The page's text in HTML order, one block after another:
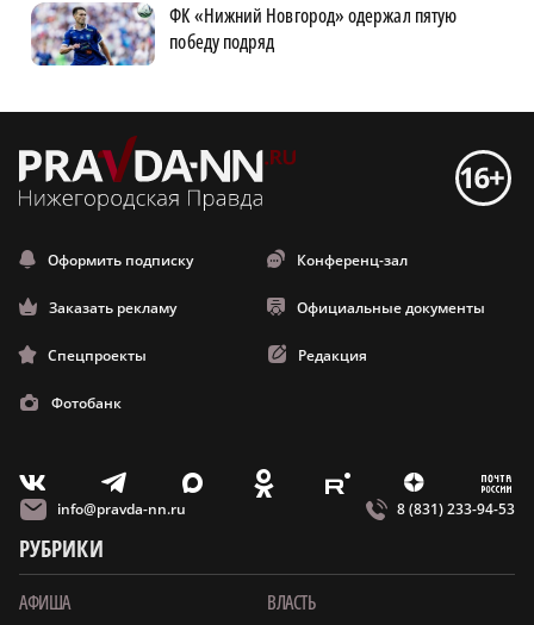
ФК «Нижний Новгород» одержал пятую
победу подряд
Оформить подписку Конференц-зал
Заказать рекламу Официальные документы
Спецпроекты Редакция
Фотобанк
V T X O E Z m
info@pravda-nn.ru 8 (831) 233-94-53
РУБРИКИ
АФИША
ВЛАСТЬ